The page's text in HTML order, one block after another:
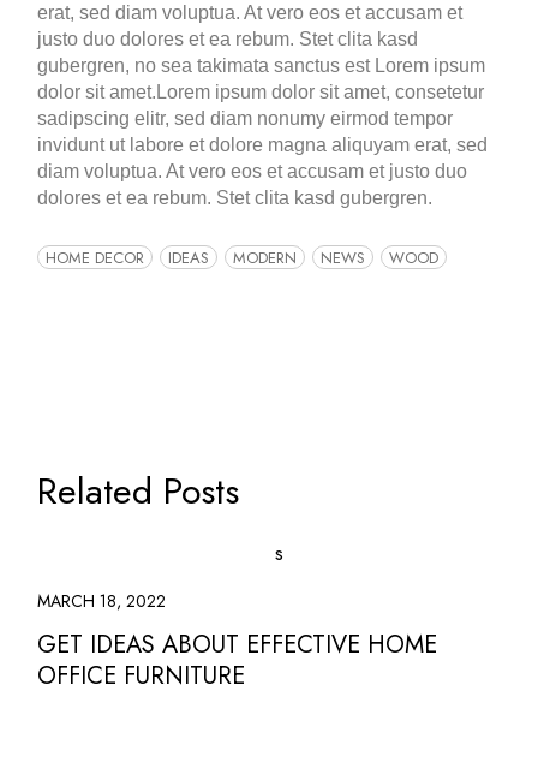
erat, sed diam voluptua. At vero eos et accusam et
justo duo dolores et ea rebum. Stet clita kasd
gubergren, no sea takimata sanctus est Lorem ipsum
dolor sit amet.Lorem ipsum dolor sit amet, consetetur
sadipscing elitr, sed diam nonumy eirmod tempor
invidunt ut labore et dolore magna aliquyam erat, sed
diam voluptua. At vero eos et accusam et justo duo
dolores et ea rebum. Stet clita kasd gubergren.
HOME DECOR IDEAS MODERN NEWS WOOD
Related Posts
MARCH 18, 2022
GET IDEAS ABOUT EFFECTIVE HOME
OFFICE FURNITURE